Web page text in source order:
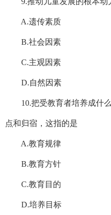
A.遗传素质
B.社会因素
C.主观因素
D.自然因素
10.把受教育者培养成什么
点和归宿，这指的是
A.教育规律
B.教育方针
C.教育目的
D.培养目标